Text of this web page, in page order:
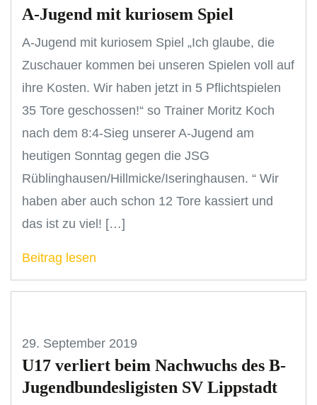
A-Jugend mit kuriosem Spiel
A-Jugend mit kuriosem Spiel „Ich glaube, die
Zuschauer kommen bei unseren Spielen voll auf
ihre Kosten. Wir haben jetzt in 5 Pflichtspielen
35 Tore geschossen!“ so Trainer Moritz Koch
nach dem 8:4-Sieg unserer A-Jugend am
heutigen Sonntag gegen die JSG
Rüblinghausen/Hillmicke/Iseringhausen. “ Wir
haben aber auch schon 12 Tore kassiert und
das ist zu viel! […]
Beitrag lesen
29. September 2019
U17 verliert beim Nachwuchs des B-
Jugendbundesligisten SV Lippstadt